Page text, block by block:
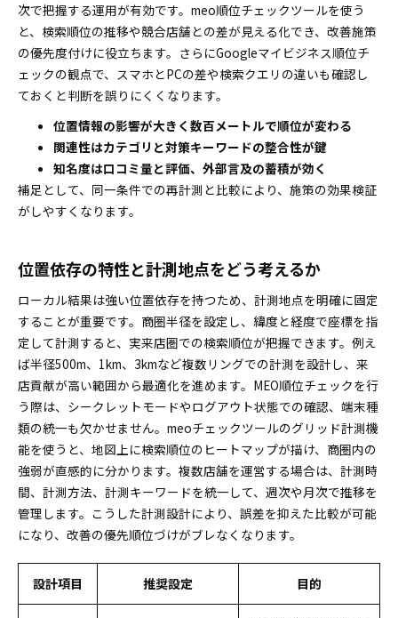
MEO順位チェックのデータを活用して具体的な改善ア
クションにつなげる
口コミや写真を強化して近隣エリアのMEO順位チ
ェック改善
カテゴリや属性見直しでMEO順位チェックの関連
性を高める
API連携や自動化でMEO順位チェックを一気に効率化す
る方法
APIでMEO順位チェックやレポートを自動化する
テクニック
ェックを最適化
データの保存期間やバックアップでMEO順位チェ
ックの安全性を強化
MEO順位チェックに関するよくある疑問や不安をまる
ごと解決
実務で迷いがちなMEO順位チェックの注意点をま
とめて解説
成果につながるMEO順位チェックの計測テンプレート
と共有ノウハウ
週次レポートの雛形や記録項目でMEO順位チェッ
クを一元管理
次で把握する運用が有効です。meo順位チェックツールを使う
と、検索順位の推移や競合店舗との差が見える化でき、改善施策
の優先度付けに役立ちます。さらにGoogleマイビジネス順位チ
ェックの観点で、スマホとPCの差や検索クエリの違いも確認し
ておくと判断を誤りにくくなります。
位置情報の影響が大きく数百メートルで順位が変わる
関連性はカテゴリと対策キーワードの整合性が鍵
知名度は口コミ量と評価、外部言及の蓄積が効く
補足として、同一条件での再計測と比較により、施策の効果検証
がしやすくなります。
位置依存の特性と計測地点をどう考えるか
ローカル結果は強い位置依存を持つため、計測地点を明確に固定
することが重要です。商圏半径を設定し、緯度と経度で座標を指
定して計測すると、実来店圏での検索順位が把握できます。例え
ば半径500m、1km、3kmなど複数リングでの計測を設計し、来
店貢献が高い範囲から最適化を進めます。MEO順位チェックを行
う際は、シークレットモードやログアウト状態での確認、端末種
類の統一も欠かせません。meoチェックツールのグリッド計測機
能を使うと、地図上に検索順位のヒートマップが描け、商圏内の
強弱が直感的に分かります。複数店舗を運営する場合は、計測時
間、計測方法、計測キーワードを統一して、週次や月次で推移を
管理します。こうした計測設計により、誤差を抑えた比較が可能
になり、改善の優先順位づけがブレなくなります。
設計項目 推奨設定 目的